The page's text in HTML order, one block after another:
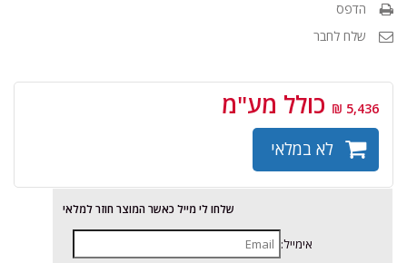
הדפס
שלח לחבר
5,436 ₪ כולל מע"מ
לא במלאי
שלחו לי מייל כאשר המוצר חוזר למלאי
אימייל: